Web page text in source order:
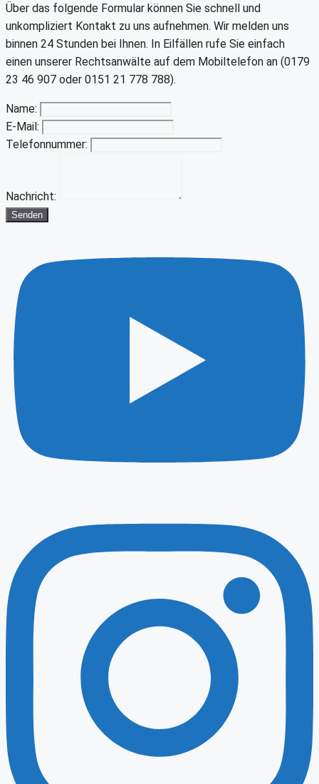
Über das folgende Formular können Sie schnell und
unkompliziert Kontakt zu uns aufnehmen. Wir melden uns
binnen 24 Stunden bei Ihnen. In Eilfällen rufe Sie einfach
einen unserer Rechtsanwälte auf dem Mobiltelefon an (0179
23 46 907 oder 0151 21 778 788).
Name:
E-Mail:
Telefonnummer:
Nachricht:
Senden